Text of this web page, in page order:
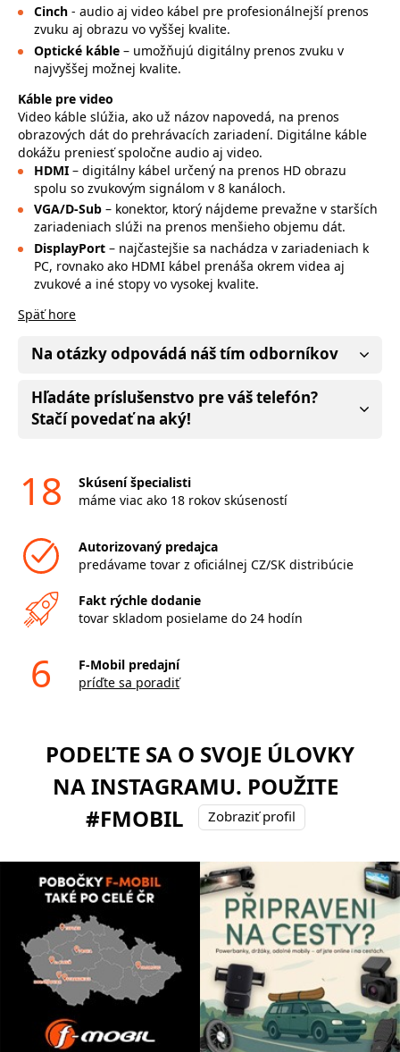
Cinch - audio aj video kábel pre profesionálnejší prenos
zvuku aj obrazu vo vyššej kvalite.
Optické káble – umožňujú digitálny prenos zvuku v
najvyššej možnej kvalite.
Káble pre video
Video káble slúžia, ako už názov napovedá, na prenos
obrazových dát do prehrávacích zariadení. Digitálne káble
dokážu preniesť spoločne audio aj video.
HDMI – digitálny kábel určený na prenos HD obrazu
spolu so zvukovým signálom v 8 kanáloch.
VGA/D-Sub – konektor, ktorý nájdeme prevažne v starších
zariadeniach slúži na prenos menšieho objemu dát.
DisplayPort – najčastejšie sa nachádza v zariadeniach k
PC, rovnako ako HDMI kábel prenáša okrem videa aj
zvukové a iné stopy vo vysokej kvalite.
Späť hore
Na otázky odpovádá náš tím odborníkov
Hľadáte príslušenstvo pre váš telefón?
Stačí povedať na aký!
18
Skúsení špecialisti
máme viac ako 18 rokov skúseností
Autorizovaný predajca
predávame tovar z oficiálnej CZ/SK distribúcie
Fakt rýchle dodanie
tovar skladom posielame do 24 hodín
6
F-Mobil predajní
príďte sa poradiť
PODEĽTE SA O SVOJE ÚLOVKY
NA INSTAGRAMU. POUŽITE
#FMOBIL
Zobraziť profil